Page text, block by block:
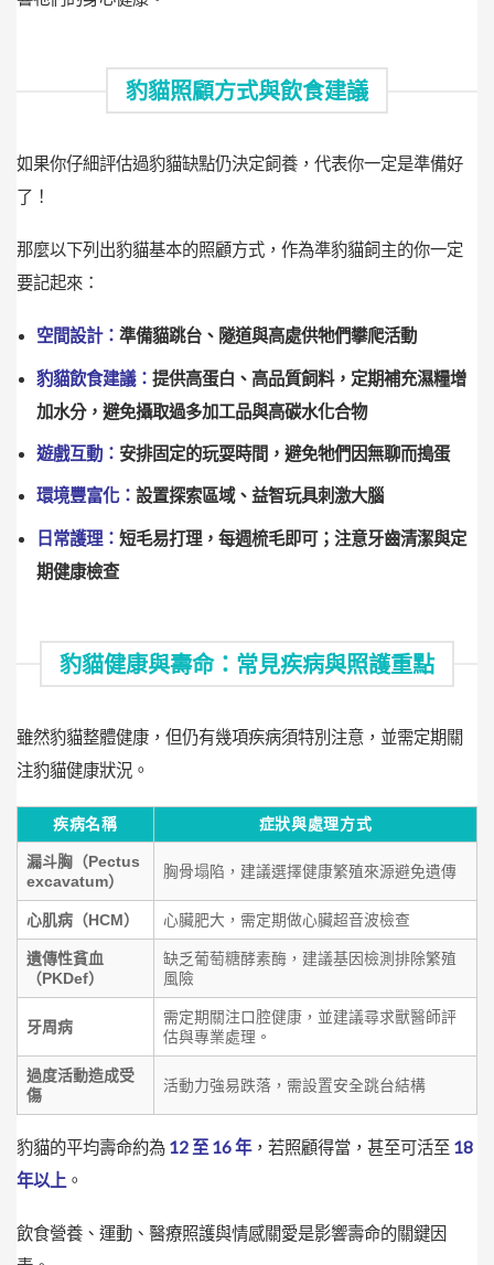
豹貓照顧方式與飲食建議
如果你仔細評估過豹貓缺點仍決定飼養，代表你一定是準備好
了！
那麼以下列出豹貓基本的照顧方式，作為準豹貓飼主的你一定
要記起來：
空間設計：準備貓跳台、隧道與高處供牠們攀爬活動
豹貓飲食建議：提供高蛋白、高品質飼料，定期補充濕糧增
加水分，避免攝取過多加工品與高碳水化合物
遊戲互動： 安排固定的玩耍時間，避免牠們因無聊而搗蛋
環境豐富化：設置探索區域、益智玩具刺激大腦
日常護理：短毛易打理，每週梳毛即可；注意牙齒清潔與定
期健康檢查
豹貓健康與壽命：常見疾病與照護重點
雖然豹貓整體健康，但仍有幾項疾病須特別注意，並需定期關
注豹貓健康狀況。
疾病名稱 症狀與處理方式
漏斗胸（Pectus
excavatum）
胸骨塌陷，建議選擇健康繁殖來源避免遺傳
心肌病（HCM） 心臟肥大，需定期做心臟超音波檢查
遺傳性貧血
（PKDef）
缺乏葡萄糖酵素酶，建議基因檢測排除繁殖
風險
牙周病
需定期關注口腔健康，並建議尋求獸醫師評
估與專業處理。
過度活動造成受
傷
活動力強易跌落，需設置安全跳台結構
豹貓的平均壽命約為 12 至 16 年，若照顧得當，甚至可活至 18
年以上 。
飲食營養、運動、醫療照護與情感關愛是影響壽命的關鍵因